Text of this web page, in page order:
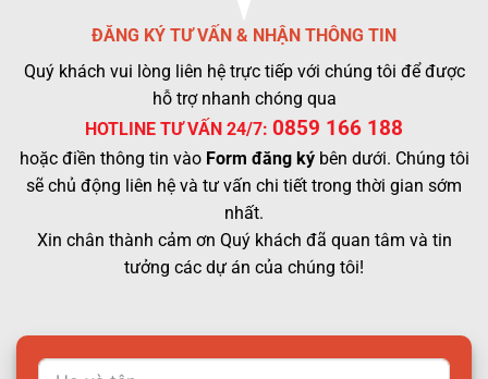
ĐĂNG KÝ TƯ VẤN & NHẬN THÔNG TIN
Quý khách vui lòng liên hệ trực tiếp với chúng tôi để được
hỗ trợ nhanh chóng qua
HOTLINE TƯ VẤN 24/7: 0859 166 188
hoặc điền thông tin vào Form đăng kýbên dưới. Chúng tôi
sẽ chủ động liên hệ và tư vấn chi tiết trong thời gian sớm
nhất.
Xin chân thành cảm ơn Quý khách đã quan tâm và tin
tưởng các dự án của chúng tôi!